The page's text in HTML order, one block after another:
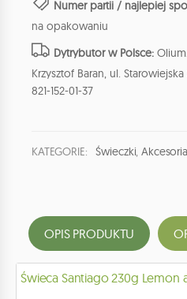
Numer partii / najlepiej
na opakowaniu
Dytrybutor w Polsce:
Krzysztof Baran, ul. Starowiejska
821-152-01-37
KATEGORIE: Świeczki,
OPIS PRODUKTU
Świeca Santiago 230g Lemon